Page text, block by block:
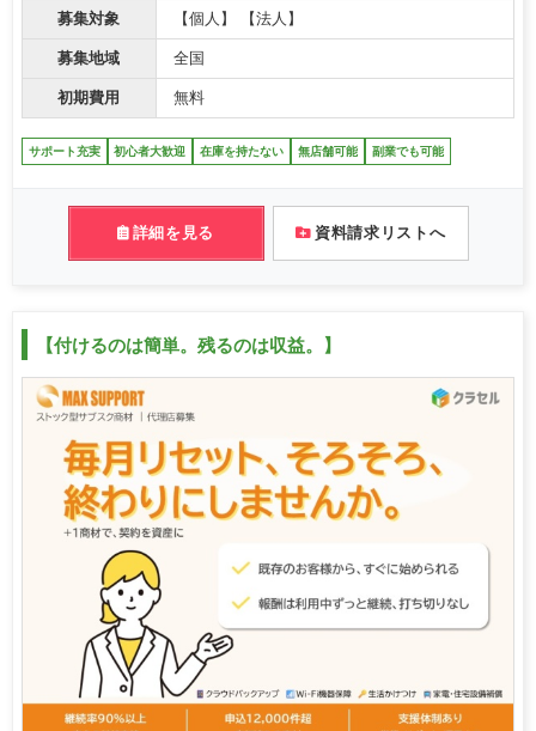
募集対象 【個人】 【法人】
募集地域 全国
初期費用 無料
サポート充実 初心者大歓迎 在庫を持たない 無店舗可能 副業でも可能
詳細を見る 資料請求リストへ
【付けるのは簡単。残るのは収益。】